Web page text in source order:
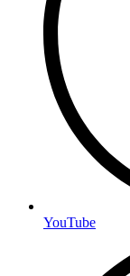
YouTube